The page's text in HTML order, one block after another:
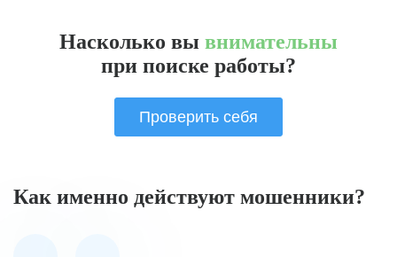
Насколько вы внимательны
при поиске работы?
Проверить себя
Как именно действуют мошенники?